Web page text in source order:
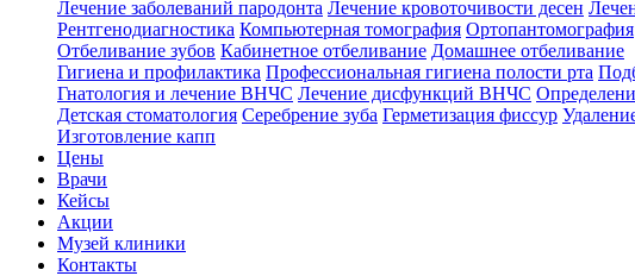
Лечение заболеваний пародонта Лечение кровоточивости десен
Рентгенодиагностика Компьютерная томография Ортопантомография
Отбеливание зубов Кабинетное отбеливание Домашнее отбеливание
Гигиена и профилактика Профессиональная гигиена полости рта
Гнатология и лечение ВНЧС Лечение дисфункций ВНЧС
Детская стоматология Серебрение зуба Герметизация фиссур
Изготовление капп
Цены
Врачи
Кейсы
Акции
Музей клиники
Контакты